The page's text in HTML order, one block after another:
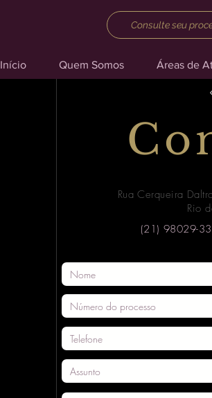
Consulte seu
Início Quem Somos Áreas de
Rua Cerqueira
Rio
(21) 98029-